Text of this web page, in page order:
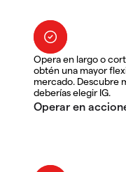
Opera en largo o
obtén una mayor
mercado. Descubre
deberías elegir IG.